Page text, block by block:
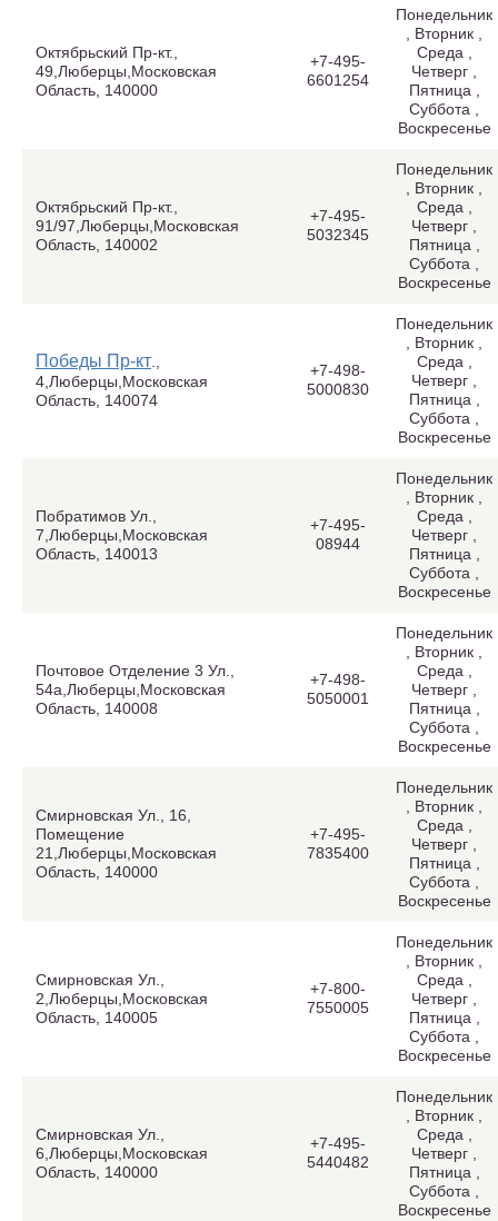
Октябрьский Пр-кт.,
49,Люберцы,Московская
Область, 140000
+7-495-
6601254
Понедельник
, Вторник ,
Среда ,
Четверг ,
Пятница ,
Суббота ,
Воскресенье
Октябрьский Пр-кт.,
91/97,Люберцы,Московская
Область, 140002
+7-495-
5032345
Понедельник
, Вторник ,
Среда ,
Четверг ,
Пятница ,
Суббота ,
Воскресенье
Победы Пр-кт
4,Люберцы,Московская
Область, 140074
+7-498-
5000830
Понедельник
, Вторник ,
Среда ,
Четверг ,
Пятница ,
Суббота ,
Воскресенье
Побратимов Ул.,
7,Люберцы,Московская
Область, 140013
+7-495-
08944
Понедельник
, Вторник ,
Среда ,
Четверг ,
Пятница ,
Суббота ,
Воскресенье
Почтовое Отделение 3 Ул.,
54а,Люберцы,Московская
Область, 140008
+7-498-
5050001
Понедельник
, Вторник ,
Среда ,
Четверг ,
Пятница ,
Суббота ,
Воскресенье
Смирновская Ул., 16,
Помещение
21,Люберцы,Московская
Область, 140000
+7-495-
7835400
Понедельник
, Вторник ,
Среда ,
Четверг ,
Пятница ,
Суббота ,
Воскресенье
Смирновская Ул.,
2,Люберцы,Московская
Область, 140005
+7-800-
7550005
Понедельник
, Вторник ,
Среда ,
Четверг ,
Пятница ,
Суббота ,
Воскресенье
Смирновская Ул.,
6,Люберцы,Московская
Область, 140000
+7-495-
5440482
Понедельник
, Вторник ,
Среда ,
Четверг ,
Пятница ,
Суббота ,
Воскресенье